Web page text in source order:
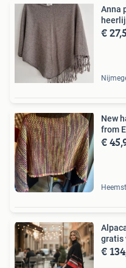
Anna
€
New
from
€
gratis
€